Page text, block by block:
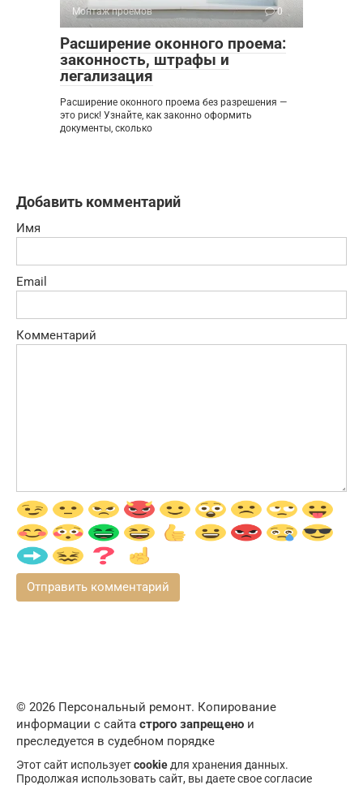
Монтаж проемов 0
Расширение оконного проема:
законность, штрафы и
легализация
Расширение оконного проема без разрешения —
это риск! Узнайте, как законно оформить
документы, сколько
Добавить комментарий
Имя
Email
Комментарий
© 2026 Персональный ремонт. Копирование
информации с сайта строго запрещено и
преследуется в судебном порядке
Этот сайт используетcookie для хранения данных.
Продолжая использовать сайт, вы даете свое согласие